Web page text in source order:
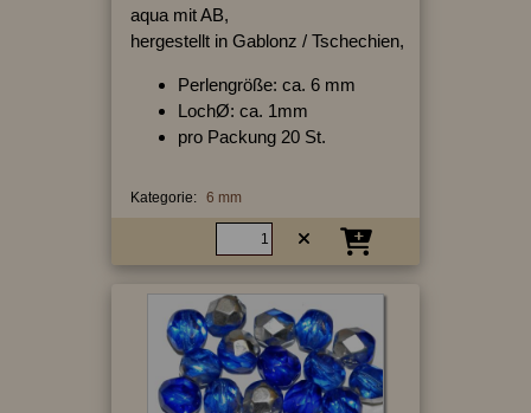
aqua mit AB,
hergestellt in Gablonz / Tschechien,
Perlengröße: ca. 6 mm
LochØ: ca. 1mm
pro Packung 20 St.
Kategorie: 6 mm